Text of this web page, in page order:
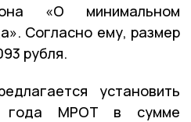
«О минимальном
Согласно ему, размер
рубля.
установить
года МРОТ в сумме